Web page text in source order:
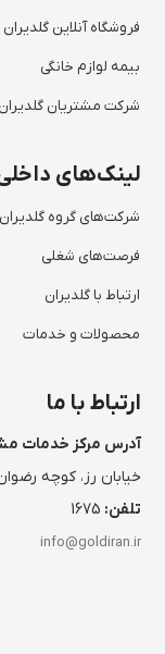
فروشگاه آنلاین گلدیران
بیمه لوازم خانگی
شرکت مشتریان گلدیران
لینک‌های
شرکت‌های گروه گلدیران
فرصت‌های شغلی
ارتباط با گلدیران
محصولات و خدمات
ارتباط با ما
آدرس مرکز خدمات
خیابان رز، کوچه
تلفن: 1675
info@goldiran.ir